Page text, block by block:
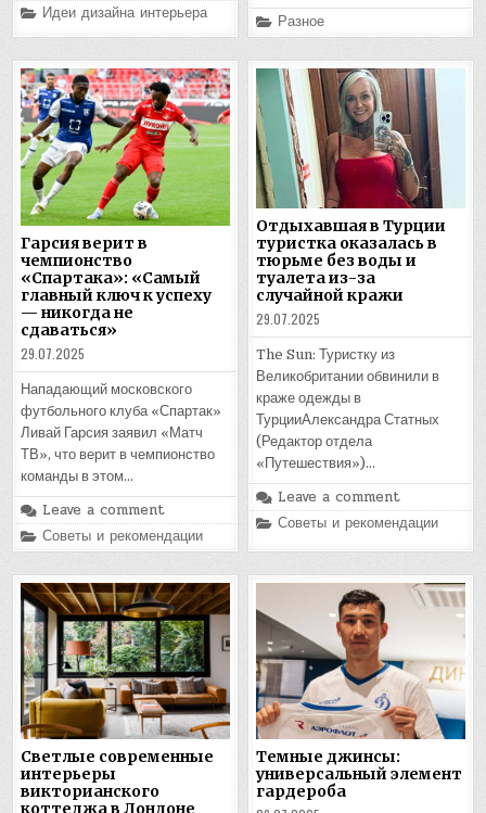
Posted
in
Идеи дизайна интерьера Posted
in
Разное
Гарсия верит в
чемпионство
«Спартака»: «Самый
главный ключ к успеху
— никогда не
сдаваться»
29.07.2025
Нападающий московского
футбольного клуба «Спартак»
Ливай Гарсия заявил «Матч
ТВ», что верит в чемпионство
команды в этом…
Leave a comment
Posted
in
Советы и рекомендации
Отдыхавшая в Турции
туристка оказалась в
тюрьме без воды и
туалета из-за
случайной кражи
29.07.2025
The Sun: Туристку из
Великобритании обвинили в
краже одежды в
ТурцииАлександра Статных
(Редактор отдела
«Путешествия»)…
Leave a comment
Posted
Советы и рекомендации
Светлые современные
интерьеры
викторианского
коттеджа в Лондоне
Темные джинсы:
универсальный элемент
гардероба